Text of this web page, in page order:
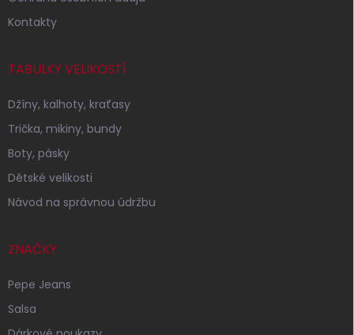
Kontakty
TABULKY VELIKOSTÍ
Džíny, kalhoty, kraťasy
Trička, mikiny, bundy
Boty, pásky
Dětské velikosti
Návod na správnou údržbu
ZNAČKY
Pepe Jeans
Salsa